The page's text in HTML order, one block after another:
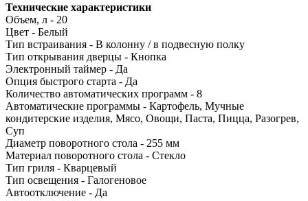
Технические характеристики
Объем, л - 20
Цвет - Белый
Тип встраивания - В колонну / в подвесную полку
Тип открывания дверцы - Кнопка
Электронный таймер - Да
Опция быстрого старта - Да
Количество автоматических программ - 8
Автоматические программы - Картофель, Мучные
кондитерские изделия, Мясо, Овощи, Паста, Пицца, Разогрев,
Суп
Диаметр поворотного стола - 255 мм
Материал поворотного стола - Стекло
Тип гриля - Кварцевый
Тип освещения - Галогеновое
Автоотключение - Да